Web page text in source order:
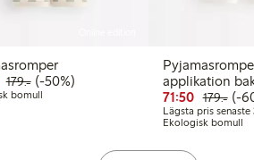
30 dagarna: 89,50 kr
Rabatterat pris: 89,50 kr
179:-Ordinarie pris: 179,00 kr
50% rabatt
(-50%)
bomull
applikation
71:50 179:-60%
(-
Lägsta pris
Ekologisk bomull